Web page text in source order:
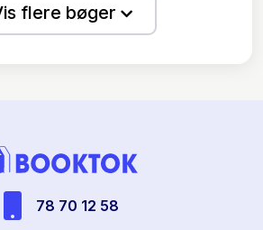
flere bøger
78 70 12 58